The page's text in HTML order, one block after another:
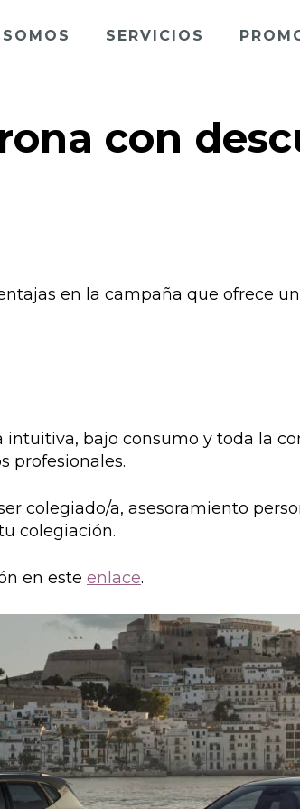
SERVICIOS
con
en la campaña que ofrece
bajo consumo y toda la
profesionales.
colegiado/a, asesoramiento
colegiación.
en este enlace.